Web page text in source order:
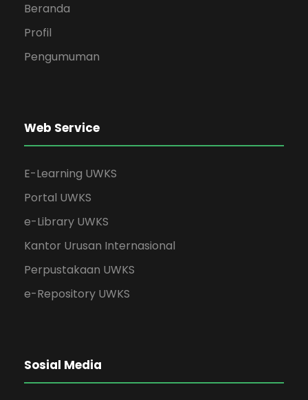
Beranda
Profil
Pengumuman
Web Service
E-Learning UWKS
Portal UWKS
e-Library UWKS
Kantor Urusan Internasional
Perpustakaan UWKS
e-Repository UWKS
Sosial Media